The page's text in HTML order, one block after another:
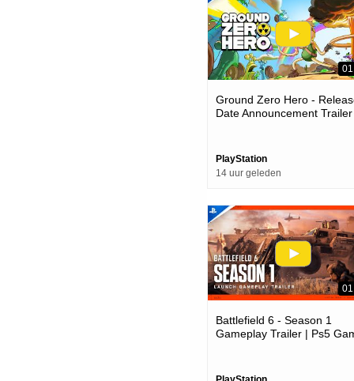
Ground Zero Hero -
Date Announcement
PlayStation
14 uur geleden
Battlefield 6 - Season 1
Gameplay Trailer | Ps5